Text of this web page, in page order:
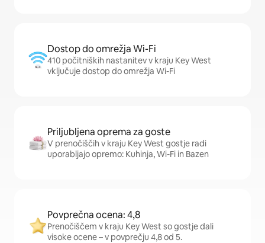
Dostop do omrežja Wi-Fi
410 počitniških nastanitev v kraju Key West
vključuje dostop do omrežja Wi-Fi
Priljubljena oprema za goste
V prenočiščih v kraju Key West gostje radi
uporabljajo opremo: Kuhinja, Wi-Fi in Bazen
Povprečna ocena: 4,8
Prenočiščem v kraju Key West so gostje dali
visoke ocene – v povprečju 4,8 od 5.